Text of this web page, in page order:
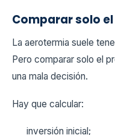
Comparar solo
La aerotermia suele
Pero comparar solo el
una mala decisión.
Hay que calcular:
inversión inicial;